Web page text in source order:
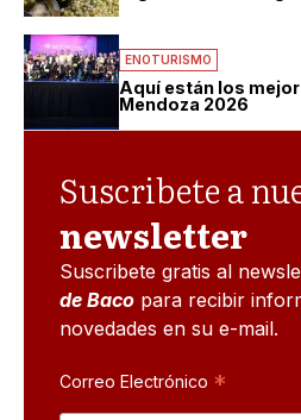
ENOTURISMO
Aquí están los
Mendoza 2026
Suscribete a
newsletter
Suscribete gratis al
de Baco para recibir
novedades en su e-mail.
Correo Electrónico *